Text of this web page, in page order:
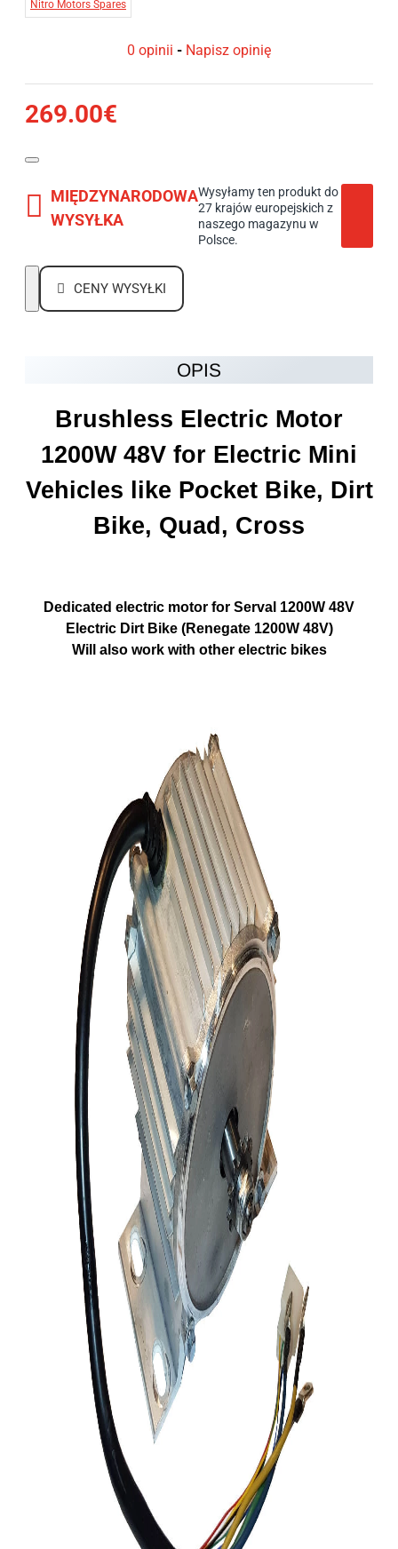
Nitro Motors Spares
0 opinii - Napisz opinię
269.00€
MIĘDZYNARODOWA
WYSYŁKA
Wysyłamy ten produkt do
27 krajów europejskich z
naszego magazynu w
Polsce.
CENY WYSYŁKI
OPIS
Brushless Electric Motor
1200W 48V for Electric Mini
Vehicles like Pocket Bike, Dirt
Bike, Quad, Cross
Dedicated electric motor for Serval 1200W 48V
Electric Dirt Bike (Renegate 1200W 48V)
Will also work with other electric bikes